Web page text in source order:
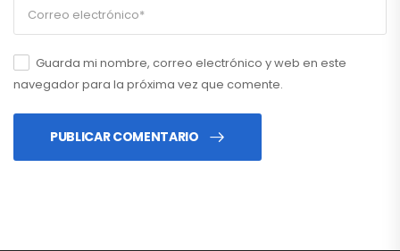
Guarda mi nombre, correo electrónico y web en este
navegador para la próxima vez que comente.
PUBLICAR COMENTARIO